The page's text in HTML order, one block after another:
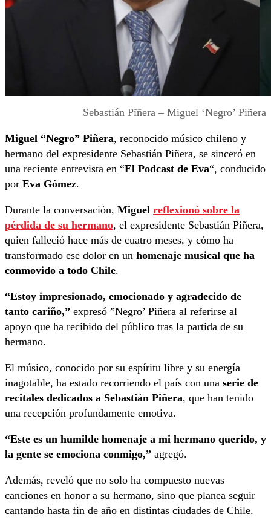
Sebastián Pïñera – Miguel ‘Negro’ Piñera
Miguel “Negro” Piñera, reconocido músico chileno y
hermano del expresidente Sebastián Piñera, se sinceró en
una reciente entrevista en “El Podcast de Eva“, conducido
por Eva Gómez.
Durante la conversación, Miguel reflexionó sobre la
pérdida de su hermano, el expresidente Sebastián Piñera,
quien falleció hace más de cuatro meses, y cómo ha
transformado ese dolor en un homenaje musical que ha
conmovido a todo Chile.
“Estoy impresionado, emocionado y agradecido de
tanto cariño,” expresó ”Negro’ Piñera al referirse al
apoyo que ha recibido del público tras la partida de su
hermano.
El músico, conocido por su espíritu libre y su energía
inagotable, ha estado recorriendo el país con una serie de
recitales dedicados a Sebastián Piñera, que han tenido
una recepción profundamente emotiva.
“Este es un humilde homenaje a mi hermano querido, y
la gente se emociona conmigo,” agregó.
Además, reveló que no solo ha compuesto nuevas
canciones en honor a su hermano, sino que planea seguir
cantando hasta fin de año en distintas ciudades de Chile.